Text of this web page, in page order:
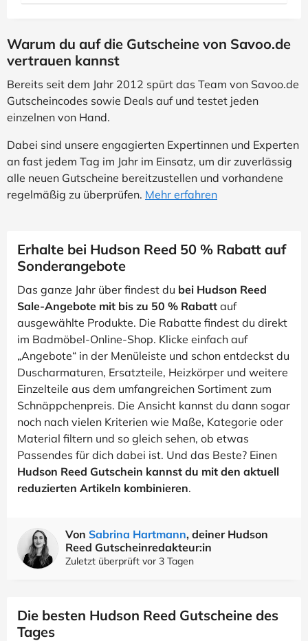
Warum du auf die Gutscheine von Savoo.de
vertrauen kannst
Bereits seit dem Jahr 2012 spürt das Team von Savoo.de
Gutscheincodes sowie Deals auf und testet jeden
einzelnen von Hand.
Dabei sind unsere engagierten Expertinnen und Experten
an fast jedem Tag im Jahr im Einsatz, um dir zuverlässig
alle neuen Gutscheine bereitzustellen und vorhandene
regelmäßig zu überprüfen. Mehr erfahren
Erhalte bei Hudson Reed 50 % Rabatt auf
Sonderangebote
Das ganze Jahr über findest du bei Hudson Reed
Sale-Angebote mit bis zu 50 % Rabatt auf
ausgewählte Produkte. Die Rabatte findest du direkt
im Badmöbel-Online-Shop. Klicke einfach auf
„Angebote“ in der Menüleiste und schon entdeckst du
Duscharmaturen, Ersatzteile, Heizkörper und weitere
Einzelteile aus dem umfangreichen Sortiment zum
Schnäppchenpreis. Die Ansicht kannst du dann sogar
noch nach vielen Kriterien wie Maße, Kategorie oder
Material filtern und so gleich sehen, ob etwas
Passendes für dich dabei ist. Und das Beste? Einen
Hudson Reed Gutschein kannst du mit den aktuell
reduzierten Artikeln kombinieren.
Von Sabrina Hartmann, deiner Hudson
Reed Gutscheinredakteur:in
Zuletzt überprüft vor 3 Tagen
Die besten Hudson Reed Gutscheine des
Tages